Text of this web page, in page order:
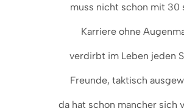
muss nicht schon mit 30
Karriere ohne
verdirbt im Leben jeden
Freunde, taktisch
da hat schon mancher sich